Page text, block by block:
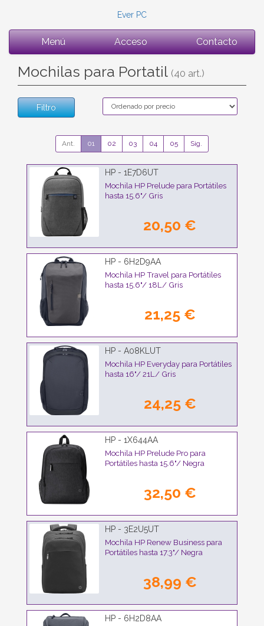
Ever PC
Menú Acceso Contacto
Mochilas para Portatil (40 art.)
Filtro
Ant. 01 02 03 04 05 Sig.
HP - 1E7D6UT
Mochila HP Prelude para Portátiles
hasta 15.6"/ Gris
20,50 €
HP - 6H2D9AA
Mochila HP Travel para Portátiles
hasta 15.6"/ 18L/ Gris
21,25 €
HP - A08KLUT
Mochila HP Everyday para Portátiles
hasta 16"/ 21L/ Gris
24,25 €
HP - 1X644AA
Mochila HP Prelude Pro para
Portátiles hasta 15.6"/ Negra
32,50 €
HP - 3E2U5UT
Mochila HP Renew Business para
Portátiles hasta 17.3"/ Negra
38,99 €
HP - 6H2D8AA